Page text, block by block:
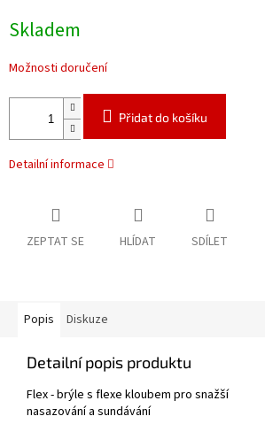
cena:
Skladem
Možnosti doručení
Přidat do košíku
Detailní informace
ZEPTAT SE HLÍDAT SDÍLET
Popis Diskuze
Detailní popis produktu
Flex - brýle s flexe kloubem pro snažší
nasazování a sundávání